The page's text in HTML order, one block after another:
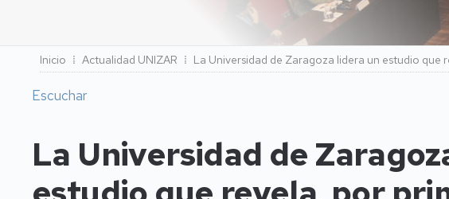
Ruta
de
navegación
Inicio Actualidad UNIZAR La Universidad de Zaragoza lidera un estudio que
Escuchar
La Universidad de